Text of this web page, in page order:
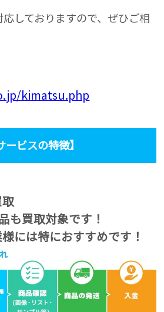
しておりますので、ぜひご相
kimatsu.php
ービスの特徴】
も買取対象です！
には特におすすめです！